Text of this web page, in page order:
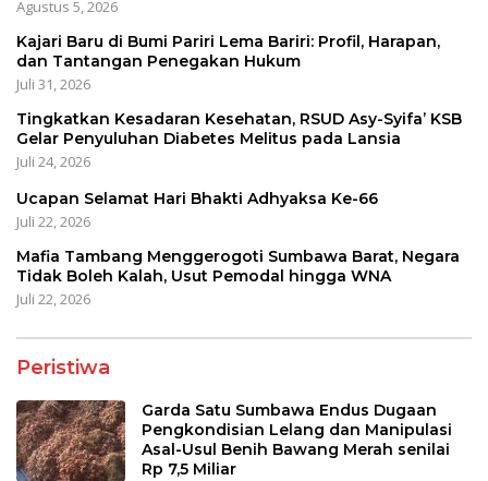
Agustus 5, 2026
Kajari Baru di Bumi Pariri Lema Bariri: Profil, Harapan,
dan Tantangan Penegakan Hukum
Juli 31, 2026
Tingkatkan Kesadaran Kesehatan, RSUD Asy-Syifa’ KSB
Gelar Penyuluhan Diabetes Melitus pada Lansia
Juli 24, 2026
Ucapan Selamat Hari Bhakti Adhyaksa Ke-66
Juli 22, 2026
Mafia Tambang Menggerogoti Sumbawa Barat, Negara
Tidak Boleh Kalah, Usut Pemodal hingga WNA
Juli 22, 2026
Peristiwa
Garda Satu Sumbawa Endus Dugaan
Pengkondisian Lelang dan Manipulasi
Asal-Usul Benih Bawang Merah senilai
Rp 7,5 Miliar